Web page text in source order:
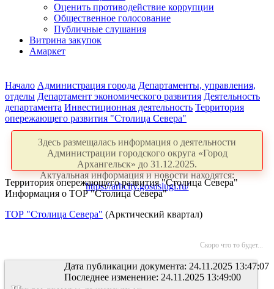
Оценить противодействие коррупции
Общественное голосование
Публичные слушания
Витрина закупок
Амаркет
Начало Администрация города Департаменты, управления,
отделы Департамент экономического развития Деятельность
департамента Инвестиционная деятельность Территория
опережающего развития "Столица Севера"
Здесь размещалась информация о деятельности
Администрации городского округа «Город
Архангельск» до 31.12.2025.
Актуальная информация и новости находятся:
https://arhcity.gosuslugi.ru/
Территория опережающего развития "Столица Севера"
Информация о ТОР "Столица Севера"
ТОР "Столица Севера" (Арктический квартал)
Скоро что то будет...
Дата публикации документа: 24.11.2025 13:47:07
Последнее изменение: 24.11.2025 13:49:00